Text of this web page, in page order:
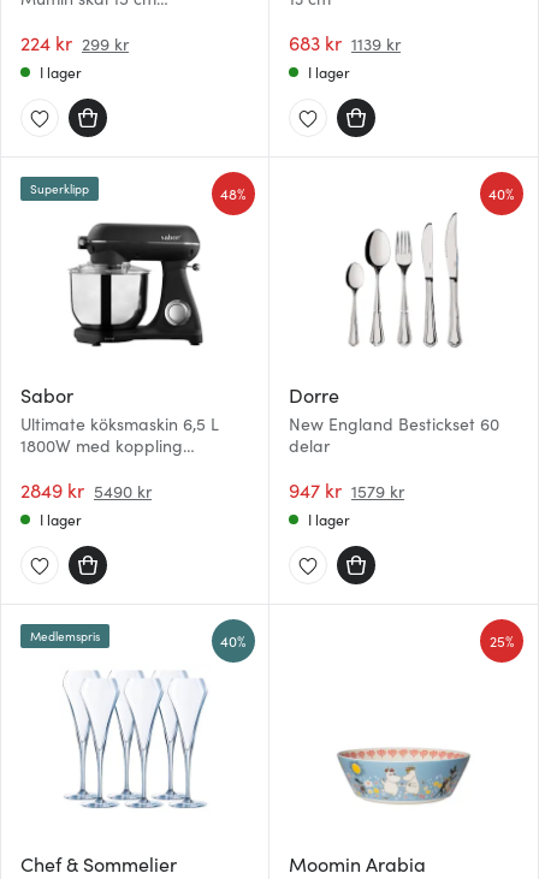
224 kr 299 kr
I lager
683 kr 1139 kr
I lager
Sabor
Ultimate köksmaskin 6,5 L
1800W med koppling
2849 kr 5490 kr
48%
Superklipp
I lager
Dorre
New England Bestickset 60
delar
947 kr 1579 kr
40%
I lager
Chef & Sommelier
Medlemspris 40%
Moomin Arabia
25%